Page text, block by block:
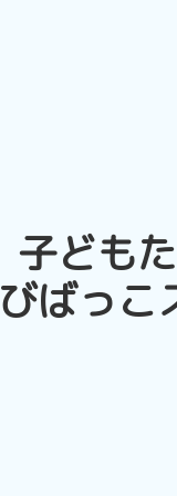
子ども
びばっこ